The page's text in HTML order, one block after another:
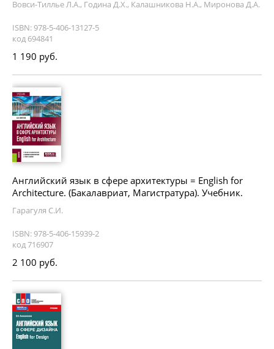
Вовси-Тиллье Л.А., Година Д.Х., Калашникова Н.А., Миронова Д.А.
ISBN: 978-5-406-13127-5
код 694841
1 190 руб.
Английский язык в сфере архитектуры = English for
Architecture. (Бакалавриат, Магистратура). Учебник.
Гарагуля С.И.
ISBN: 978-5-406-15939-2
код 716907
2 100 руб.